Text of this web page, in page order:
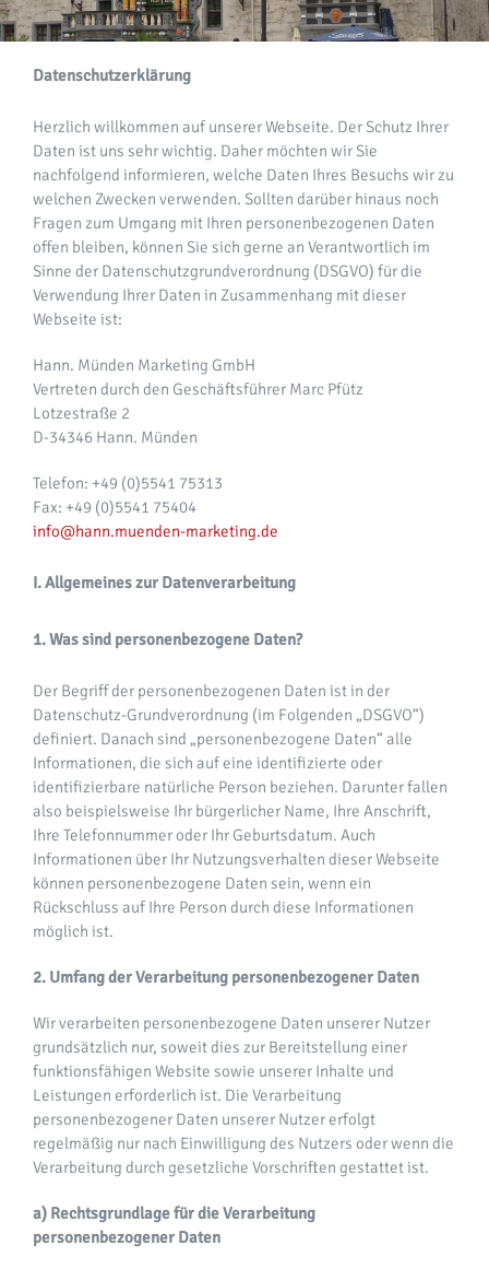
Datenschutzerklärung
Herzlich willkommen auf unserer Webseite. Der Schutz Ihrer
Daten ist uns sehr wichtig. Daher möchten wir Sie
nachfolgend informieren, welche Daten Ihres Besuchs wir zu
welchen Zwecken verwenden. Sollten darüber hinaus noch
Fragen zum Umgang mit Ihren personenbezogenen Daten
offen bleiben, können Sie sich gerne an Verantwortlich im
Sinne der Datenschutzgrundverordnung (DSGVO) für die
Verwendung Ihrer Daten in Zusammenhang mit dieser
Webseite ist:
Hann. Münden Marketing GmbH
Vertreten durch den Geschäftsführer Marc Pfütz
Lotzestraße 2
D-34346 Hann. Münden
Telefon: +49 (0)5541 75313
Fax: +49 (0)5541 75404
info‎@‎‎hann.muenden-marketing.de
I. Allgemeines zur Datenverarbeitung
1. Was sind personenbezogene Daten?
Der Begriff der personenbezogenen Daten ist in der
Datenschutz-Grundverordnung (im Folgenden „DSGVO“)
definiert. Danach sind „personenbezogene Daten“ alle
Informationen, die sich auf eine identifizierte oder
identifizierbare natürliche Person beziehen. Darunter fallen
also beispielsweise Ihr bürgerlicher Name, Ihre Anschrift,
Ihre Telefonnummer oder Ihr Geburtsdatum. Auch
Informationen über Ihr Nutzungsverhalten dieser Webseite
können personenbezogene Daten sein, wenn ein
Rückschluss auf Ihre Person durch diese Informationen
möglich ist.
2. Umfang der Verarbeitung personenbezogener Daten
Wir verarbeiten personenbezogene Daten unserer Nutzer
grundsätzlich nur, soweit dies zur Bereitstellung einer
funktionsfähigen Website sowie unserer Inhalte und
Leistungen erforderlich ist. Die Verarbeitung
personenbezogener Daten unserer Nutzer erfolgt
regelmäßig nur nach Einwilligung des Nutzers oder wenn die
Verarbeitung durch gesetzliche Vorschriften gestattet ist.
a) Rechtsgrundlage für die Verarbeitung
personenbezogener Daten